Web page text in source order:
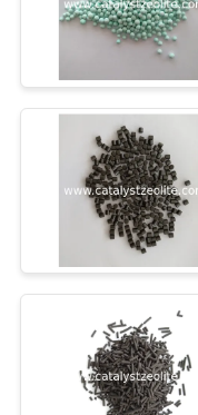
KONTROL
BIZE
ULAŞIN
HABERLER
VAKALAR
HARITASI
Beta